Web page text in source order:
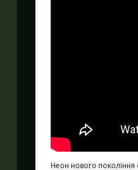
Неон нового покоління